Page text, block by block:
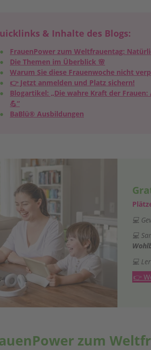
& Inhalte des Blogs:
FrauenPower zum Weltfrauentag:
Die Themen im Überblick 🌸
Warum Sie diese Frauenwoche nicht
👉 Jetzt anmelden und Platz sichern!
Blogartikel: „Die wahre Kraft der
💪“
BaBlü® Ausbildungen
💻
💻
💻
👉
zum